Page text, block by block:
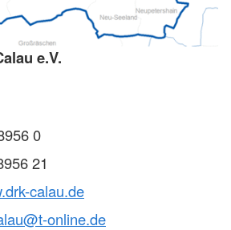
e.V.
0
21
calau.de
online.de